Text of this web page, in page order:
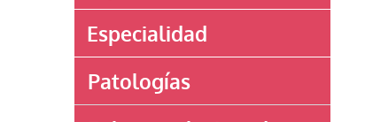
Especialidad
Patologías